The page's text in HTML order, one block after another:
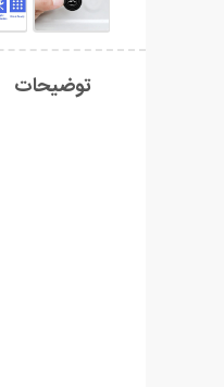
توضیحات